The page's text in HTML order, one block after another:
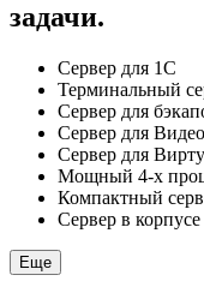
задачи.
Сервер для 1С
Терминальный
Сервер для
Сервер для
Сервер для
Мощный 4-х
Компактный
Сервер в
Еще